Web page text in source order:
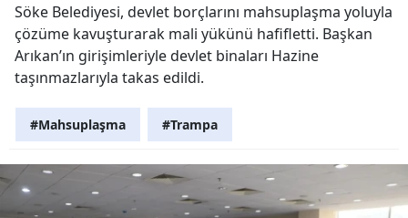
Söke Belediyesi, devlet borçlarını mahsuplaşma yoluyla
çözüme kavuşturarak mali yükünü hafifletti. Başkan
Arıkan’ın girişimleriyle devlet binaları Hazine
taşınmazlarıyla takas edildi.
#Mahsuplaşma #Trampa